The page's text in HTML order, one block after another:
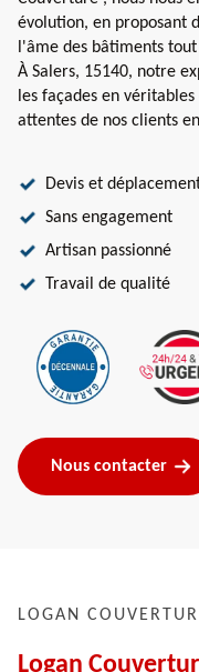
évolution, en proposant
l'âme des bâtiments
À Salers, 15140, notre
les façades en
attentes de nos clients
Devis et
Sans engagement
Artisan passionné
Travail de qualité
Nous contacter
LOGAN
Logan